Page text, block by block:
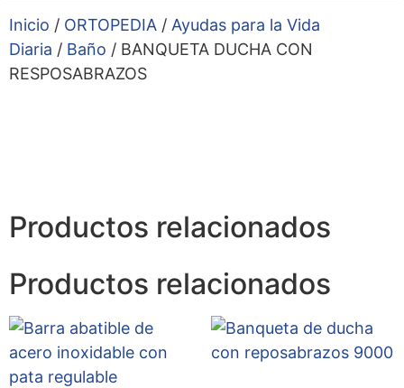
Inicio / ORTOPEDIA / Ayudas para la Vida
Diaria / Baño / BANQUETA DUCHA CON
RESPOSABRAZOS
Productos relacionados
Productos relacionados